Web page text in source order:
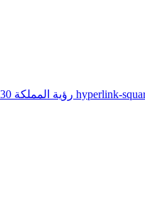
رؤية المملكة 2030